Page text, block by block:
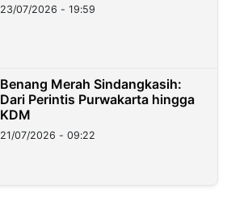
23/07/2026 - 19:59
Benang Merah Sindangkasih:
Dari Perintis Purwakarta hingga
KDM
21/07/2026 - 09:22